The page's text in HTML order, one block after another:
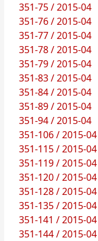
351-75 / 2015-04
351-76 / 2015-04
351-77 / 2015-04
351-78 / 2015-04
351-79 / 2015-04
351-83 / 2015-04
351-84 / 2015-04
351-89 / 2015-04
351-94 / 2015-04
351-106 / 2015-04
351-115 / 2015-04
351-119 / 2015-04
351-120 / 2015-04
351-128 / 2015-04
351-135 / 2015-04
351-141 / 2015-04
351-144 / 2015-04